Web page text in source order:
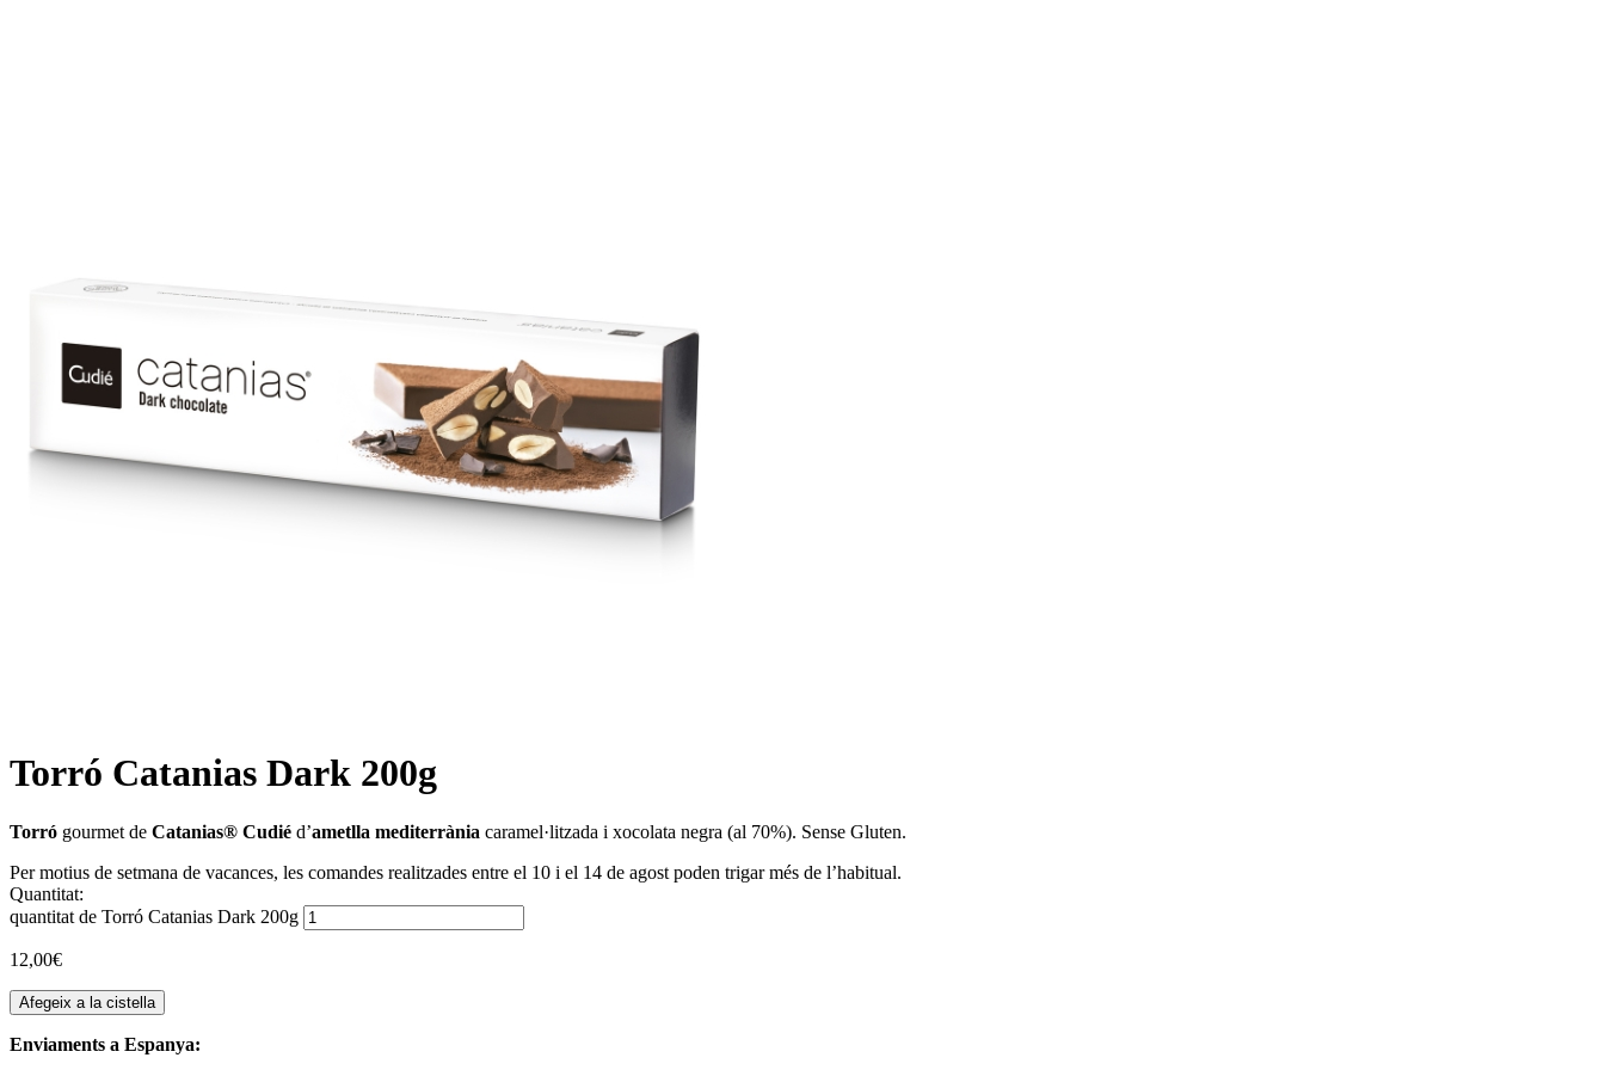
Torró Catanias Dark 200g
Torró gourmet de Catanias® Cudié d’ametlla mediterrània caramel·litzada i xocolata negra (al 70%). Sense Gluten.
Per motius de setmana de vacances, les comandes realitzades entre el 10 i el 14 de agost poden trigar més de l’habitual.
Quantitat:
quantitat de Torró Catanias Dark 200g
12,00€
Afegeix a la cistella
Enviaments a Espanya: